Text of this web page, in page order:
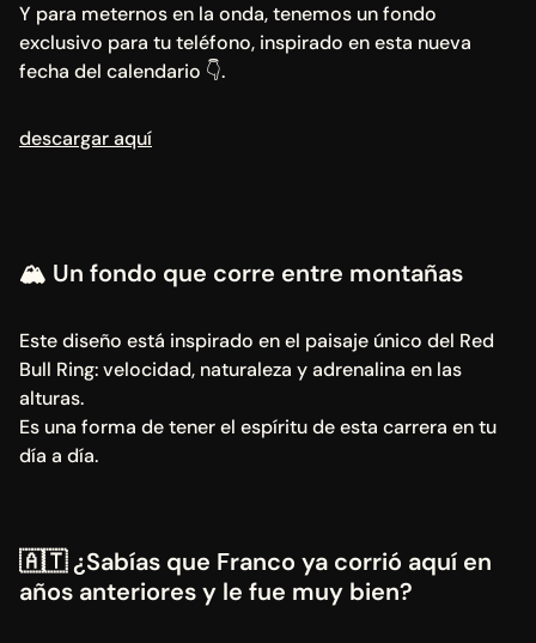
Y para meternos en la onda, tenemos un fondo
exclusivo para tu teléfono, inspirado en esta nueva
fecha del calendario 👇.
descargar aquí
🏔️ Un fondo que corre entre montañas
Este diseño está inspirado en el paisaje único del Red
Bull Ring: velocidad, naturaleza y adrenalina en las
alturas.
Es una forma de tener el espíritu de esta carrera en tu
día a día.
🇦🇹 ¿Sabías que Franco ya corrió aquí en
años anteriores y le fue muy bien?